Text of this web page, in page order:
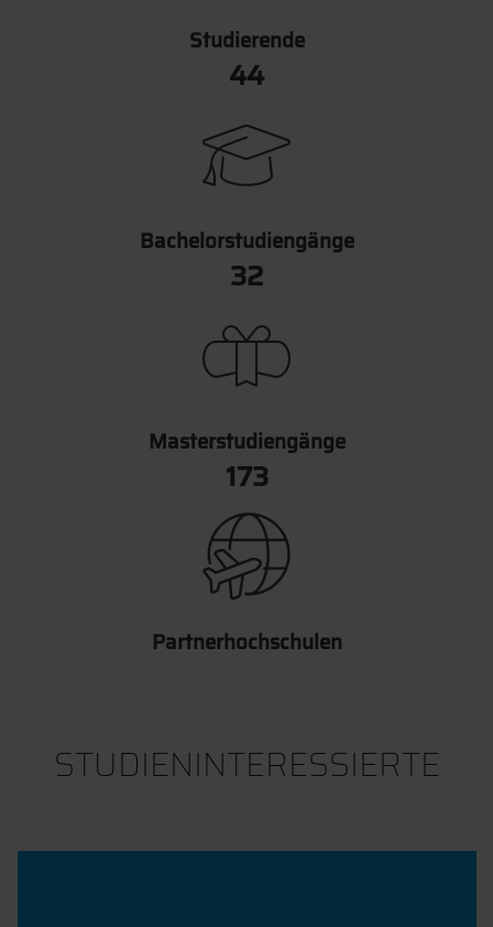
Studierende
51
Bachelorstudiengänge
36
Masterstudiengänge
199
Partnerhochschulen
STUDIENINTERESSIERTE